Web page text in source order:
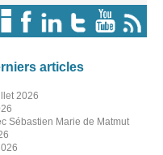
articles
2026
Sébastien Marie de Matmut